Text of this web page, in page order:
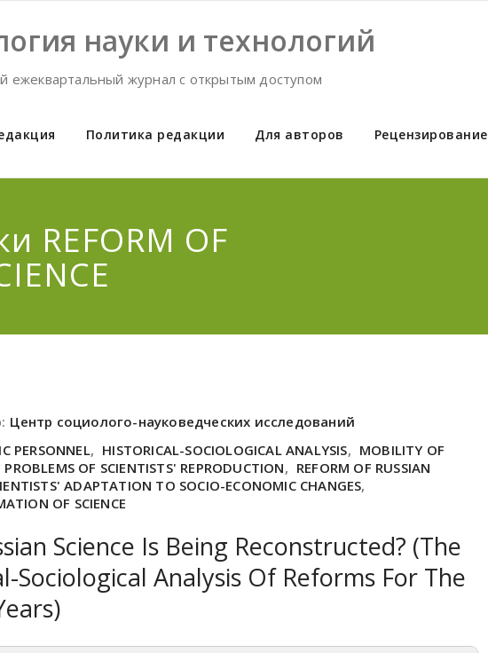
науки и технологий
ежеквартальный журнал с открытым доступом
Политика редакции Для авторов Рецензирование
REFORM OF
Центр социолого-науковедческих исследований
PERSONNEL, HISTORICAL-SOCIOLOGICAL ANALYSIS, MOBILITY OF
PROBLEMS OF SCIENTISTS' REPRODUCTION, REFORM OF RUSSIAN
ADAPTATION TO SOCIO-ECONOMIC CHANGES,
OF SCIENCE
Science Is Being Reconstructed? (The
Sociological Analysis Of Reforms For The